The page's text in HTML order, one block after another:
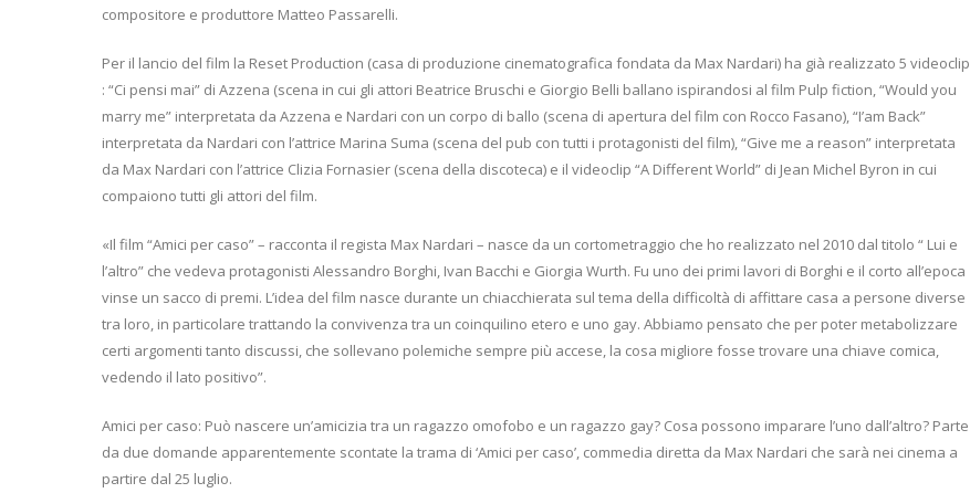
compositore e produttore Matteo Passarelli.
Per il lancio del film la Reset Production (casa di produzione cinematografica fondata da Max Nardari) ha già realizzato 5 videoclip
: “Ci pensi mai” di Azzena (scena in cui gli attori Beatrice Bruschi e Giorgio Belli ballano ispirandosi al film Pulp fiction, “Would you
marry me” interpretata da Azzena e Nardari con un corpo di ballo (scena di apertura del film con Rocco Fasano), “I’am Back”
interpretata da Nardari con l’attrice Marina Suma (scena del pub con tutti i protagonisti del film), “Give me a reason” interpretata
da Max Nardari con l’attrice Clizia Fornasier (scena della discoteca) e il videoclip “A Different World” di Jean Michel Byron in cui
compaiono tutti gli attori del film.
«Il film “Amici per caso” – racconta il regista Max Nardari – nasce da un cortometraggio che ho realizzato nel 2010 dal titolo “ Lui e
l’altro” che vedeva protagonisti Alessandro Borghi, Ivan Bacchi e Giorgia Wurth. Fu uno dei primi lavori di Borghi e il corto all’epoca
vinse un sacco di premi. L’idea del film nasce durante un chiacchierata sul tema della difficoltà di affittare casa a persone diverse
tra loro, in particolare trattando la convivenza tra un coinquilino etero e uno gay. Abbiamo pensato che per poter metabolizzare
certi argomenti tanto discussi, che sollevano polemiche sempre più accese, la cosa migliore fosse trovare una chiave comica,
vedendo il lato positivo”.
Amici per caso: Può nascere un’amicizia tra un ragazzo omofobo e un ragazzo gay? Cosa possono imparare l’uno dall’altro? Parte
da due domande apparentemente scontate la trama di ‘Amici per caso’, commedia diretta da Max Nardari che sarà nei cinema a
partire dal 25 luglio.